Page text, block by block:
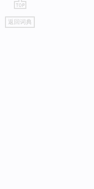
go
top
返回词典